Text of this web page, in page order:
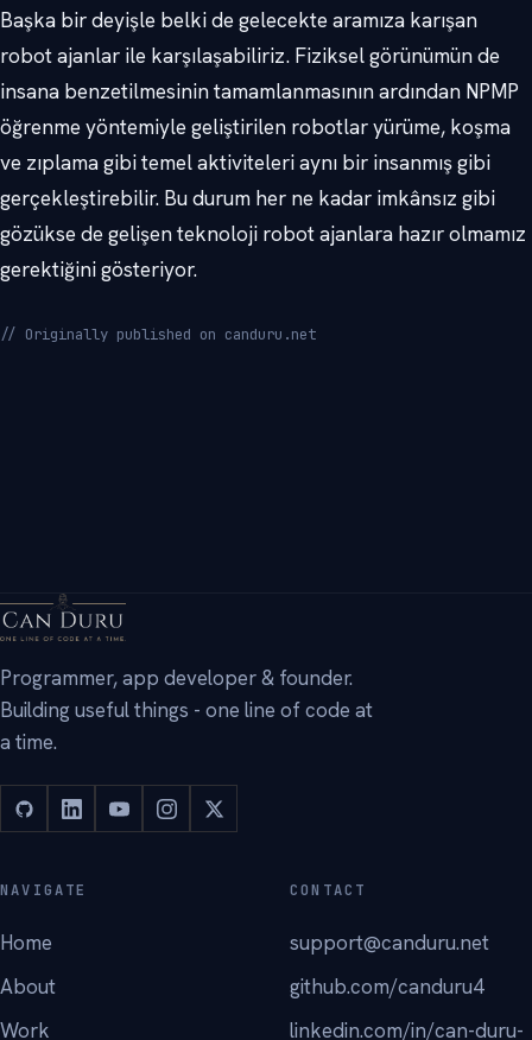
Başka bir deyişle belki de gelecekte aramıza karışan
robot ajanlar ile karşılaşabiliriz. Fiziksel görünümün de
insana benzetilmesinin tamamlanmasının ardından NPMP
öğrenme yöntemiyle geliştirilen robotlar yürüme, koşma
ve zıplama gibi temel aktiviteleri aynı bir insanmış gibi
gerçekleştirebilir. Bu durum her ne kadar imkânsız gibi
gözükse de gelişen teknoloji robot ajanlara hazır olmamız
gerektiğini gösteriyor.
// Originally published on canduru.net
Programmer, app developer & founder.
Building useful things - one line of code at
a time.
NAVIGATE
Home
About
Work
CONTACT
support@canduru.net
github.com/canduru4
linkedin.com/in/can-duru-